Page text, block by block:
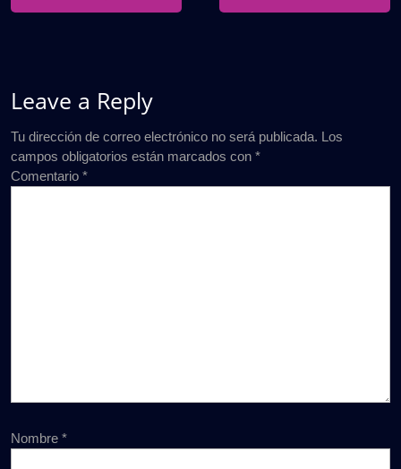
Leave a Reply
Tu dirección de correo electrónico no será publicada. Los
campos obligatorios están marcados con *
Comentario *
Nombre *